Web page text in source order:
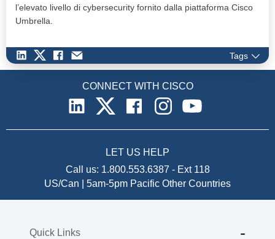
l’elevato livello di cybersecurity fornito dalla piattaforma Cisco
Umbrella.
Tags
CONNECT WITH CISCO
LET US HELP
Call us: 1.800.553.6387 - Ext 118
US/Can | 5am-5pm Pacific Other Countries